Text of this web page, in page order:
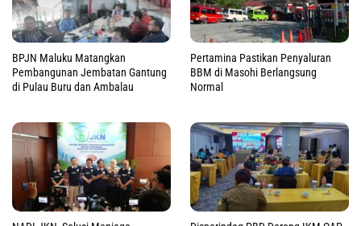
BPJN Maluku Matangkan
Pembangunan Jembatan Gantung
di Pulau Buru dan Ambalau
Pertamina Pastikan Penyaluran
BBM di Masohi Berlangsung
Normal